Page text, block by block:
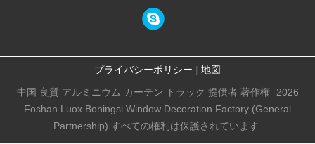
プライバシーポリシー | 地図
中国 良質 アルミニウム カーテン トラック 提供者 著作権 -2026
Foshan Luox Boningsi Window Decoration Factory (General
Partnership) すべての権利は保護されています.